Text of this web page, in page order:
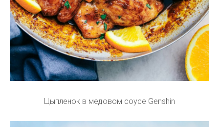
Цыпленок в медовом соусе Genshin